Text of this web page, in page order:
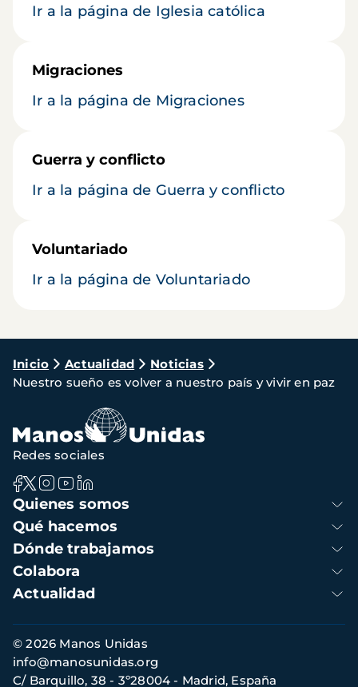
Ir a la página de Iglesia católica
Migraciones
Ir a la página de Migraciones
Guerra y conflicto
Ir a la página de Guerra y conflicto
Voluntariado
Ir a la página de Voluntariado
Ruta
de
navegación
Inicio Actualidad
Noticias
Nuestro sueño es volver a nuestro país y vivir en paz
Navegación
principal
Quienes somos
Qué hacemos
Dónde trabajamos
Colabora
Actualidad
Redes sociales
Información
de
contacto
© 2026 Manos Unidas
C/ Barquillo, 38 - 3º28004 - Madrid, España
info@manosunidas.org